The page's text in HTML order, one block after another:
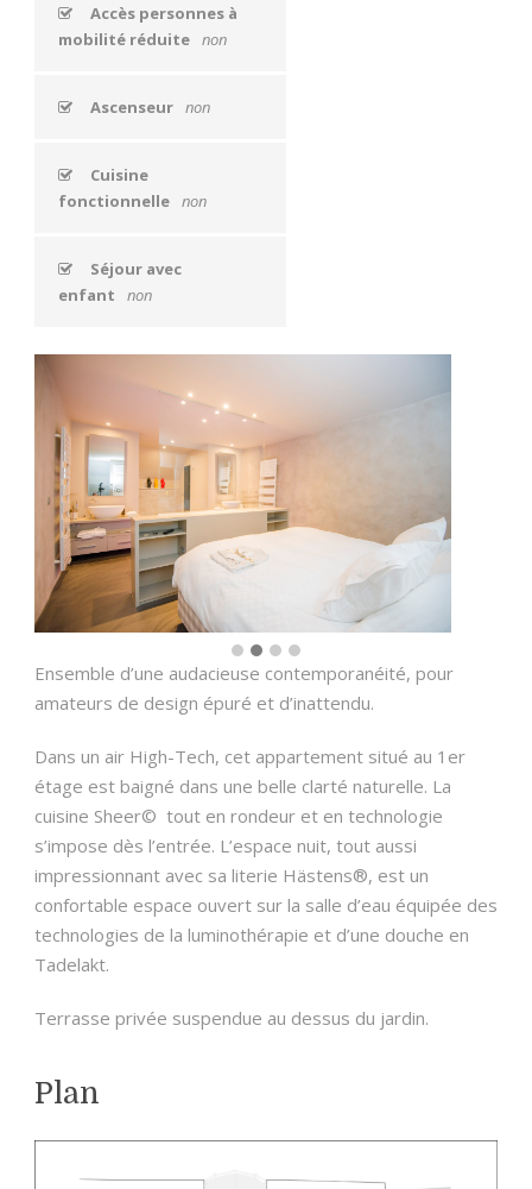
Accès personnes à
mobilité réduite non
Ascenseur non
Cuisine
fonctionnelle non
Séjour avec
enfant
non
Ensemble d’une audacieuse contemporanéité, pour
amateurs de design épuré et d’inattendu.
Dans un air High-Tech, cet appartement situé au 1er
étage est baigné dans une belle clarté naturelle. La
cuisine Sheer© tout en rondeur et en technologie
s’impose dès l’entrée. L’espace nuit, tout aussi
impressionnant avec sa literie Hästens®, est un
confortable espace ouvert sur la salle d’eau équipée des
technologies de la luminothérapie et d’une douche en
Tadelakt.
Terrasse privée suspendue au dessus du jardin.
Plan